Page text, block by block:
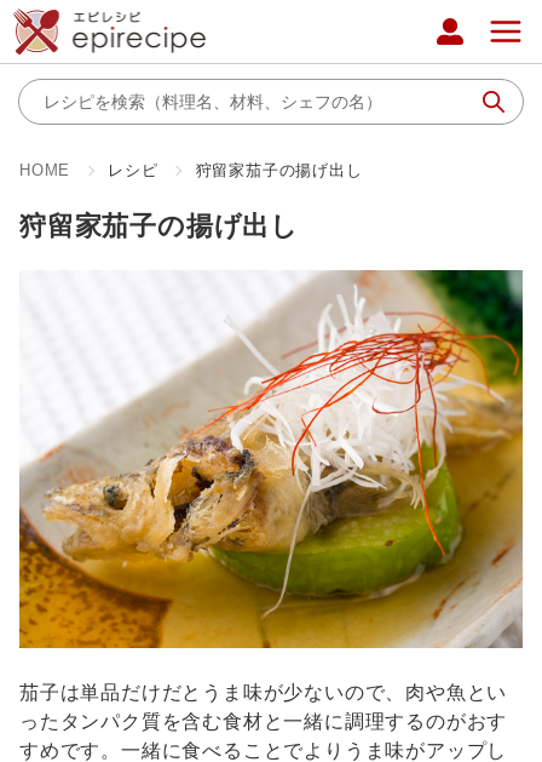
HOME レシピ 狩留家茄子の揚げ出し
狩留家茄子の揚げ出し
茄子は単品だけだとうま味が少ないので、肉や魚とい
ったタンパク質を含む食材と一緒に調理するのがおす
すめです。一緒に食べることでよりうま味がアップし